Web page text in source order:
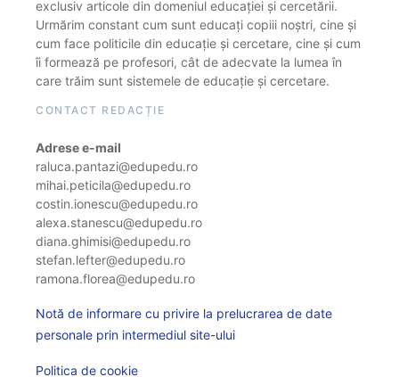
exclusiv articole din domeniul educației și cercetării.
Urmărim constant cum sunt educați copiii noștri, cine și
cum face politicile din educație și cercetare, cine și cum
îi formează pe profesori, cât de adecvate la lumea în
care trăim sunt sistemele de educație și cercetare.
CONTACT REDACȚIE
Adrese e-mail
raluca.pantazi@edupedu.ro
mihai.peticila@edupedu.ro
costin.ionescu@edupedu.ro
alexa.stanescu@edupedu.ro
diana.ghimisi@edupedu.ro
stefan.lefter@edupedu.ro
ramona.florea@edupedu.ro
Notă de informare cu privire la prelucrarea de date
personale prin intermediul site-ului
Politica de cookie